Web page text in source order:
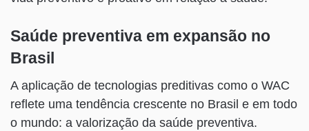
Saúde preventiva em expansão no
Brasil
A aplicação de tecnologias preditivas como o WAC
reflete uma tendência crescente no Brasil e em todo
o mundo: a valorização da saúde preventiva.